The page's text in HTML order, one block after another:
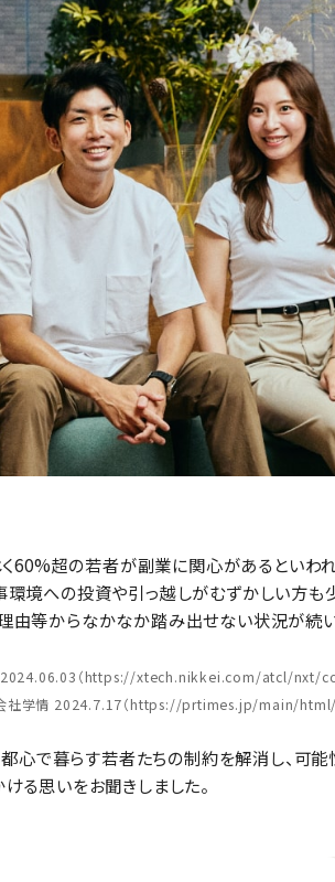
60%超の若者が副業に関心があるといわ
境への投資や引っ越しがむずかしい方も
由等からなかなか踏み出せない状況が続い
（https://xtech.nikkei.com/atcl/nxt/
社学情 2024.7.17（https://prtimes.jp/main/
心で暮らす若者たちの制約を解消し、可
る思いをお聞きしました。